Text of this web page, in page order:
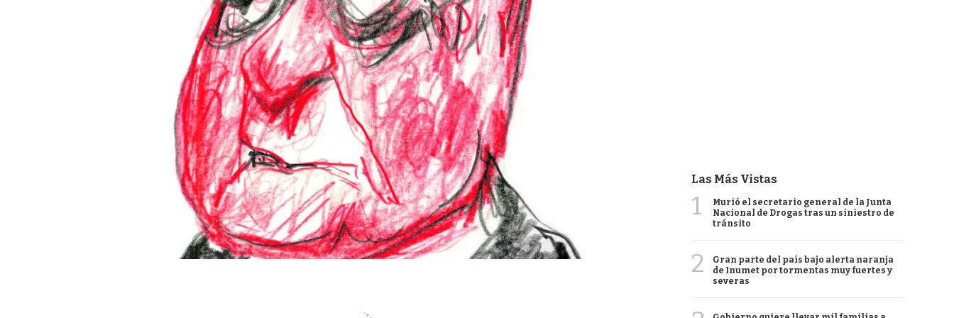
Las Más Vistas
1
Murió el secretario general de la Junta
Nacional de Drogas tras un siniestro de
tránsito
2
Gran parte del país bajo alerta naranja
de Inumet por tormentas muy fuertes y
severas